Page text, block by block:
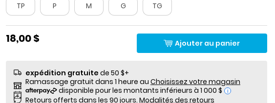
TP P M G TG
18,00 $ Ajouter au panier
expédition gratuite de 50 $+
Ramassage gratuit dans 1 heure au Choisissez votre magasin
i
Retours offerts dans les 90 jours. Modalités des retours